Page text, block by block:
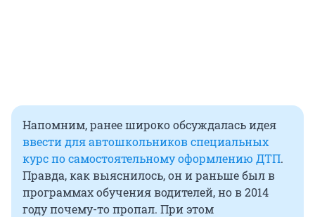
Напомним, ранее широко обсуждалась идея
ввести для автошкольников специальных
курс по самостоятельному оформлению ДТП.
Правда, как выяснилось, он и раньше был в
программах обучения водителей, но в 2014
году почему-то пропал. При этом